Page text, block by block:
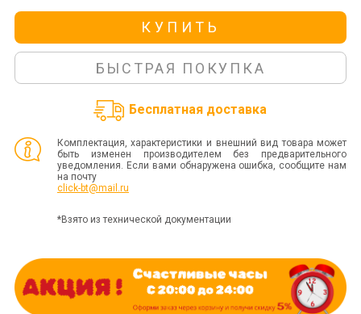
КУПИТЬ
БЫСТРАЯ ПОКУПКА
Бесплатная доставка
Комплектация, характеристики и внешний вид товара может
быть изменен производителем без предварительного
уведомления. Если вами обнаружена ошибка, сообщите нам
на почту
click-bt@mail.ru
*Взято из технической документации